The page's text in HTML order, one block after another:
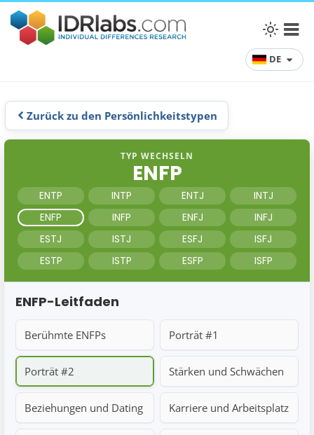
DE
Zurück zu den Persönlichkeitstypen
TYP WECHSELN
ENFP
ENTP INTP ENTJ
INTJ
ENFP
INFP ENFJ
INFJ
ESTJ
ISTJ ESFJ
ISFJ
ESTP
ISTP ESFP ISFP
ENFP-Leitfaden
Berühmte ENFPs Porträt #1
Porträt #2 Stärken und Schwächen
Beziehungen und Dating Karriere und Arbeitsplatz